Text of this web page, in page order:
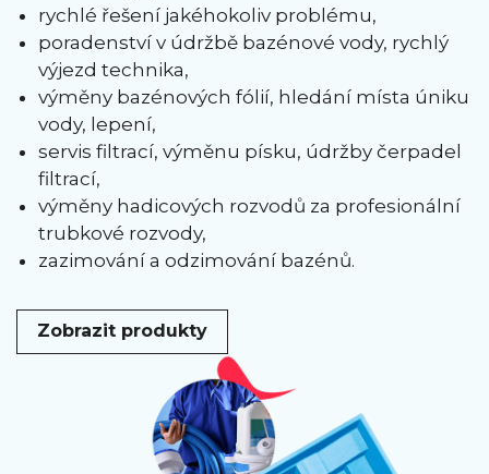
rychlé řešení jakéhokoliv problému,
poradenství v údržbě bazénové vody, rychlý
výjezd technika,
výměny bazénových fólií, hledání místa úniku
vody, lepení,
servis filtrací, výměnu písku, údržby čerpadel
filtrací,
výměny hadicových rozvodů za profesionální
trubkové rozvody,
zazimování a odzimování bazénů.
Zobrazit produkty